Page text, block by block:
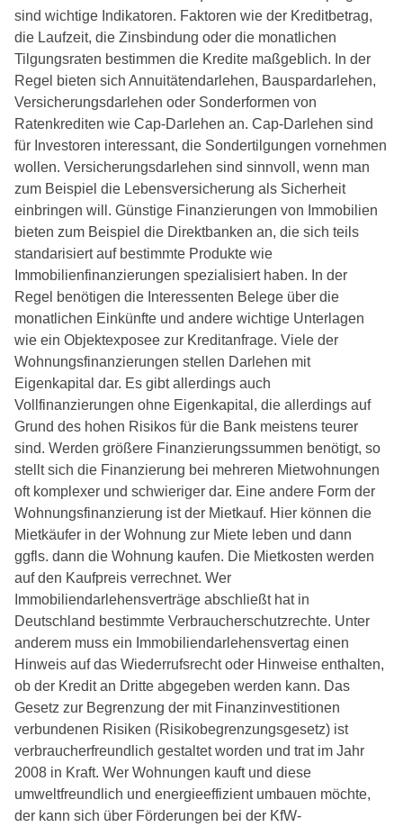
sind wichtige Indikatoren. Faktoren wie der Kreditbetrag,
die Laufzeit, die Zinsbindung oder die monatlichen
Tilgungsraten bestimmen die Kredite maßgeblich. In der
Regel bieten sich Annuitätendarlehen, Bauspardarlehen,
Versicherungsdarlehen oder Sonderformen von
Ratenkrediten wie Cap-Darlehen an. Cap-Darlehen sind
für Investoren interessant, die Sondertilgungen vornehmen
wollen. Versicherungsdarlehen sind sinnvoll, wenn man
zum Beispiel die Lebensversicherung als Sicherheit
einbringen will. Günstige Finanzierungen von Immobilien
bieten zum Beispiel die Direktbanken an, die sich teils
standarisiert auf bestimmte Produkte wie
Immobilienfinanzierungen spezialisiert haben. In der
Regel benötigen die Interessenten Belege über die
monatlichen Einkünfte und andere wichtige Unterlagen
wie ein Objektexposee zur Kreditanfrage. Viele der
Wohnungsfinanzierungen stellen Darlehen mit
Eigenkapital dar. Es gibt allerdings auch
Vollfinanzierungen ohne Eigenkapital, die allerdings auf
Grund des hohen Risikos für die Bank meistens teurer
sind. Werden größere Finanzierungssummen benötigt, so
stellt sich die Finanzierung bei mehreren Mietwohnungen
oft komplexer und schwieriger dar. Eine andere Form der
Wohnungsfinanzierung ist der Mietkauf. Hier können die
Mietkäufer in der Wohnung zur Miete leben und dann
ggfls. dann die Wohnung kaufen. Die Mietkosten werden
auf den Kaufpreis verrechnet. Wer
Immobiliendarlehensverträge abschließt hat in
Deutschland bestimmte Verbraucherschutzrechte. Unter
anderem muss ein Immobiliendarlehensvertag einen
Hinweis auf das Wiederrufsrecht oder Hinweise enthalten,
ob der Kredit an Dritte abgegeben werden kann. Das
Gesetz zur Begrenzung der mit Finanzinvestitionen
verbundenen Risiken (Risikobegrenzungsgesetz) ist
verbraucherfreundlich gestaltet worden und trat im Jahr
2008 in Kraft. Wer Wohnungen kauft und diese
umweltfreundlich und energieeffizient umbauen möchte,
der kann sich über Förderungen bei der KfW-